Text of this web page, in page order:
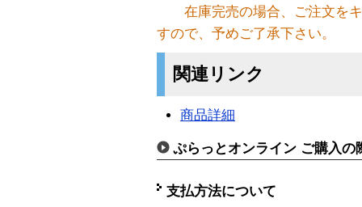
在庫完売の場合、ご注文をキ
すので、予めご了承下さい。
関連リンク
商品詳細
ぷらっとオンライン ご購入の
支払方法について